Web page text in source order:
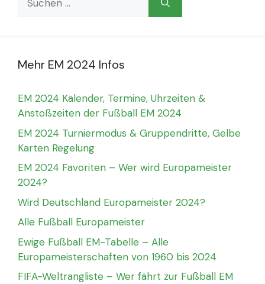
nach:
Mehr EM 2024 Infos
EM 2024 Kalender, Termine, Uhrzeiten &
Anstoßzeiten der Fußball EM 2024
EM 2024 Turniermodus & Gruppendritte, Gelbe
Karten Regelung
EM 2024 Favoriten – Wer wird Europameister
2024?
Wird Deutschland Europameister 2024?
Alle Fußball Europameister
Ewige Fußball EM-Tabelle – Alle
Europameisterschaften von 1960 bis 2024
FIFA-Weltrangliste – Wer fährt zur Fußball EM